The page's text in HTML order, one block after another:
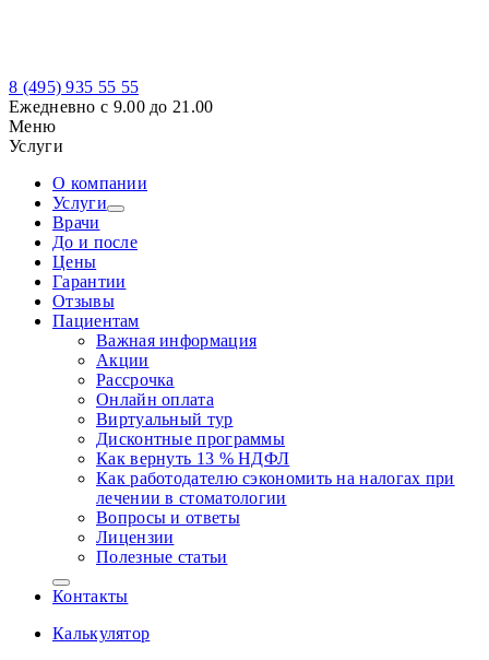
8 (495) 935 55 55
Ежедневно с 9.00 до 21.00
Меню
Услуги
О компании
Услуги
Врачи
До и после
Цены
Гарантии
Отзывы
Пациентам
Важная информация
Акции
Рассрочка
Онлайн оплата
Виртуальный тур
Дисконтные программы
Как вернуть 13 % НДФЛ
Как работодателю сэкономить на налогах при
лечении в стоматологии
Вопросы и ответы
Лицензии
Полезные статьи
Контакты
Калькулятор